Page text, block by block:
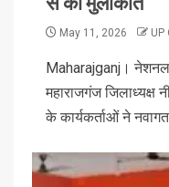
May 11, 2026 UP
Maharajganj। नेशनल
महाराजगंज जिलाध्यक्ष
के कार्यकर्ताओं ने नवागत